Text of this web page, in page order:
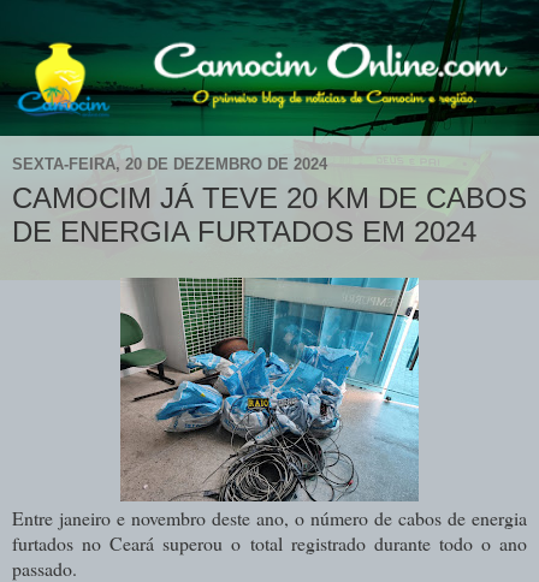
SEXTA-FEIRA, 20 DE DEZEMBRO DE 2024
CAMOCIM JÁ TEVE 20 KM DE CABOS
DE ENERGIA FURTADOS EM 2024
Entre janeiro e novembro deste ano, o número de cabos de energia
furtados no Ceará superou o total registrado durante todo o ano
passado.